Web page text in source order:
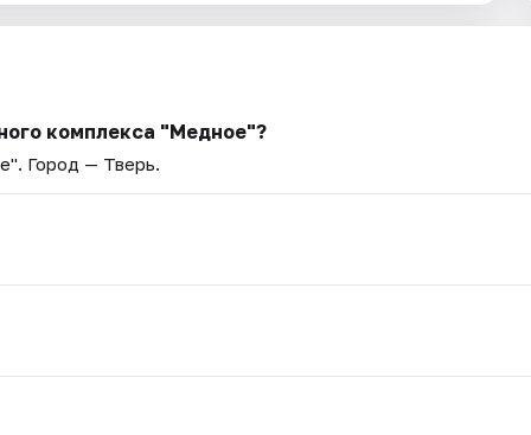
комплекса "Медное"?
. Город — Тверь.